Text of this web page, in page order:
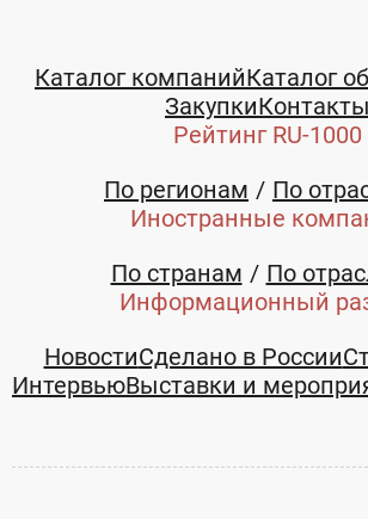
Каталог компанийКаталог
ЗакупкиКонтакты
Рейтинг RU-1000
По регионам
По
Иностранные
По странам
По
Информационный
НовостиСделано в России
ИнтервьюВыставки и